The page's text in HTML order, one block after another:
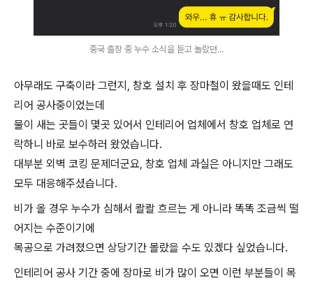
중국 출장 중 누수 소식을 듣고 놀랐던...
아무래도 구축이라 그런지, 창호 설치 후 장마철이 왔을때도 인테
리어 공사중이었는데
물이 새는 곳들이 몇곳 있어서 인테리어 업체에서 창호 업체로 연
락하니 바로 보수하러 왔었습니다.
대부분 외벽 코킹 문제더군요, 창호 업체 과실은 아니지만 그래도
모두 대응해주셨습니다.
비가 올 경우 누수가 심해서 콸콸 흐르는 게 아니라 똑똑 조금씩 떨
어지는 수준이기에
목공으로 가려졌으면 상당기간 몰랐을 수도 있겠다 싶었습니다.
인테리어 공사 기간 중에 장마로 비가 많이 오면 이런 부분들이 목